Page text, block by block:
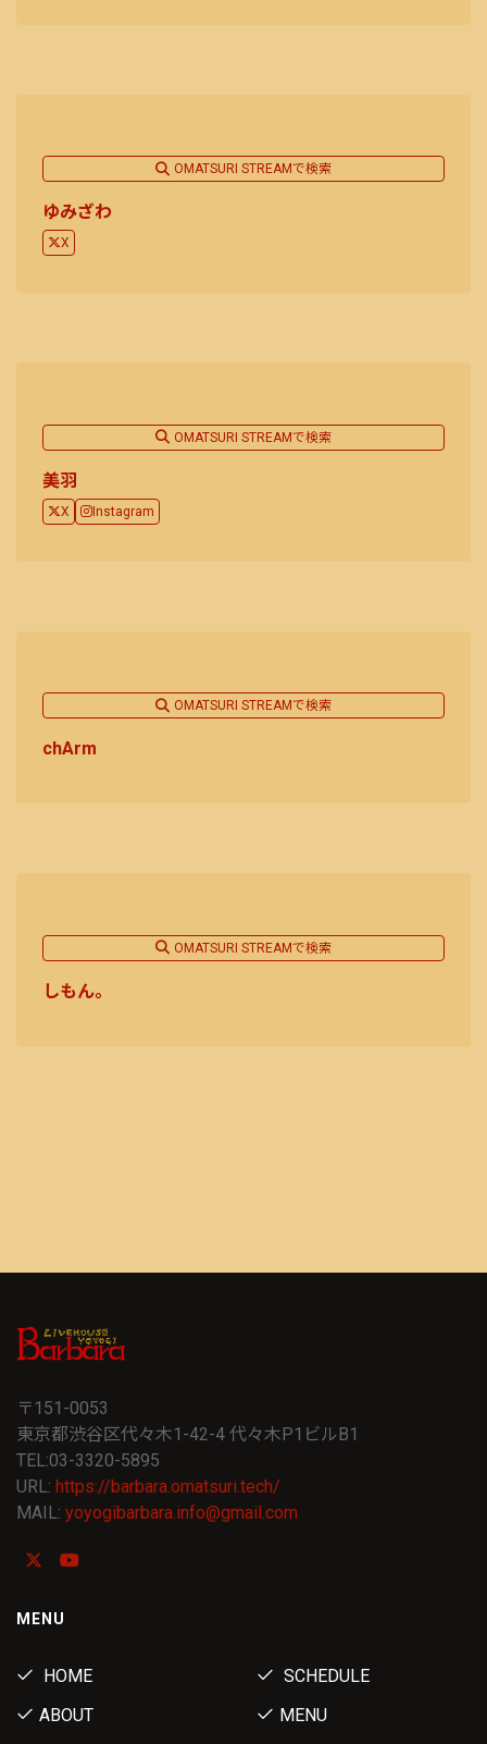
OMATSURI STREAMで検索
ゆみざわ
X
OMATSURI STREAMで検索
美羽
X Instagram
OMATSURI STREAMで検索
chArm
OMATSURI STREAMで検索
しもん。
〒151-0053
東京都渋谷区代々木1-42-4 代々木P1ビルB1
TEL:03-3320-5895
URL: https://barbara.omatsuri.tech/
MAIL: yoyogibarbara.info@gmail.com
MENU
HOME
SCHEDULE
ABOUT
MENU